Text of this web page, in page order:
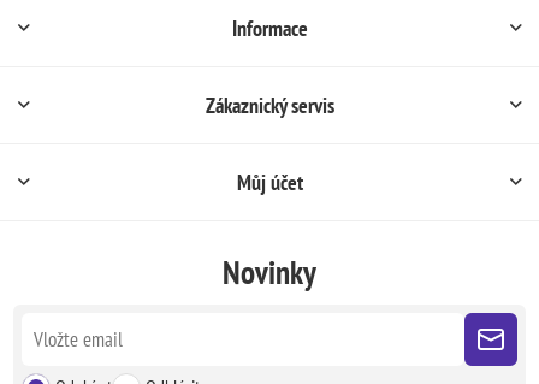
Informace
Zákaznický servis
Můj účet
Novinky